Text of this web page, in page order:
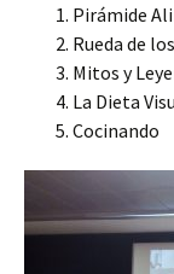
Pirámide
Rueda de
Mitos y
La Dieta
Cocinando